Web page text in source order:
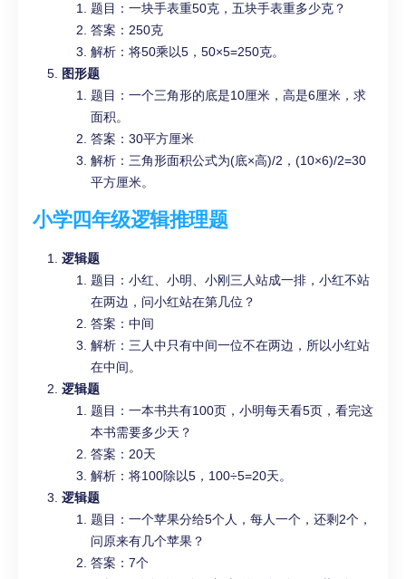
题目：一块手表重50克，五块手表重多少克？
答案：250克
解析：将50乘以5，50×5=250克。
图形题
题目：一个三角形的底是10厘米，高是6厘米，求
面积。
答案：30平方厘米
解析：三角形面积公式为(底×高)/2，(10×6)/2=30
平方厘米。
小学四年级逻辑推理题
逻辑题
题目：小红、小明、小刚三人站成一排，小红不站
在两边，问小红站在第几位？
答案：中间
解析：三人中只有中间一位不在两边，所以小红站
在中间。
逻辑题
题目：一本书共有100页，小明每天看5页，看完这
本书需要多少天？
答案：20天
解析：将100除以5，100÷5=20天。
逻辑题
题目：一个苹果分给5个人，每人一个，还剩2个，
问原来有几个苹果？
答案：7个